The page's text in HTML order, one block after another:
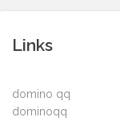
Links
domino qq
dominoqq